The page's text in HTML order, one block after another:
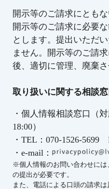
開示等のご請求にとも
開示等のご請求に必要
とします。提出いただ
ません。開示等のご請
後、適切に管理、廃棄さ
取り扱いに関する相談窓
・個人情報相談窓口（
18:00）
・TEL：070-1526-5699
・e-mail：
※個人情報のお問い合わせに
の提出が必要です。
また、電話による口頭の請求